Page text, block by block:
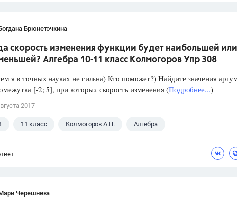
Брюнеточкина
скорость изменения функции будет наибольшей или
Алгебра 10-11 класс Колмогоров Упр 308
я в точных науках не сильна) Кто поможет?) Найдите значения
[-2; 5], при которых скорость изменения (Подробнее...)
2017
11 класс Колмогоров А.Н. Алгебра
Черешнева